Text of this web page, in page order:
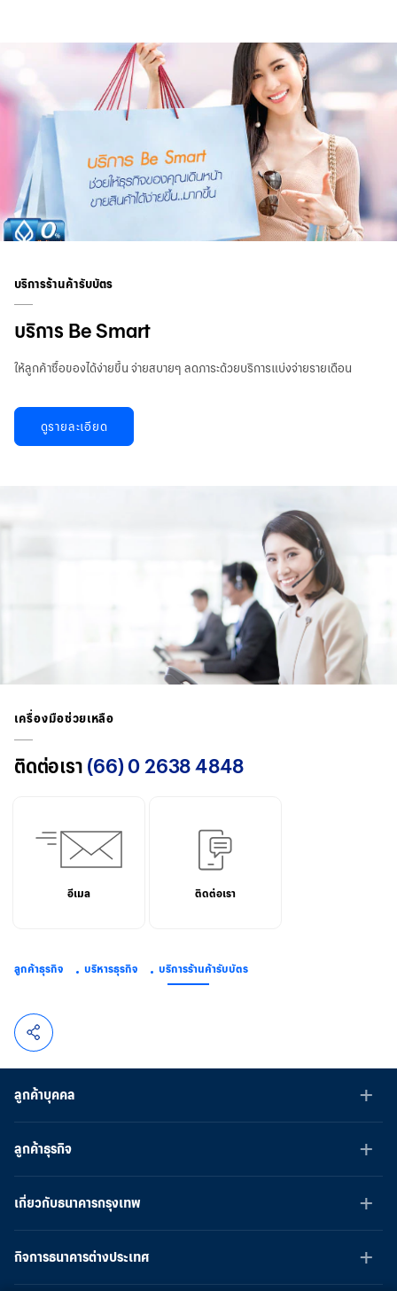
บริการร้านค้ารับบัตร
บริการ Be Smart
ให้ลูกค้าซื้อของได้ง่ายขึ้น จ่ายสบายๆ ลดภาระด้วยบริการแบ่งจ่ายรายเดือน
ดูรายละเอียด
เครื่องมือช่วยเหลือ
ติดต่อเรา (66) 0 2638 4848
อีเมล ติดต่อเรา
ลูกค้าธุรกิจ บริหารธุรกิจ บริการร้านค้ารับบัตร
ลูกค้าบุคคล
ลูกค้าธุรกิจ
เกี่ยวกับธนาคารกรุงเทพ
กิจการธนาคารต่างประเทศ